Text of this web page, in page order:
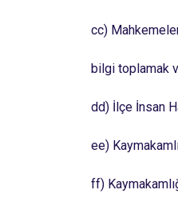
cc)
bilgi toplamak
dd) İlçe İnsan
ee)
ff)